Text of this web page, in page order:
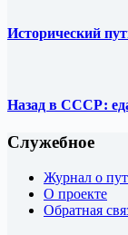
Исторический
Назад в СССР:
Служебное
Журнал о
О проекте
Обратная